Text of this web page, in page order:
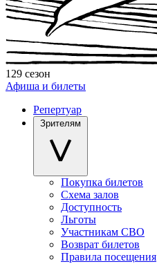
129 сезон
Афиша и билеты
Репертуар
Зрителям
Покупка билетов
Схема залов
Доступность
Льготы
Участникам СВО
Возврат билетов
Правила посещения